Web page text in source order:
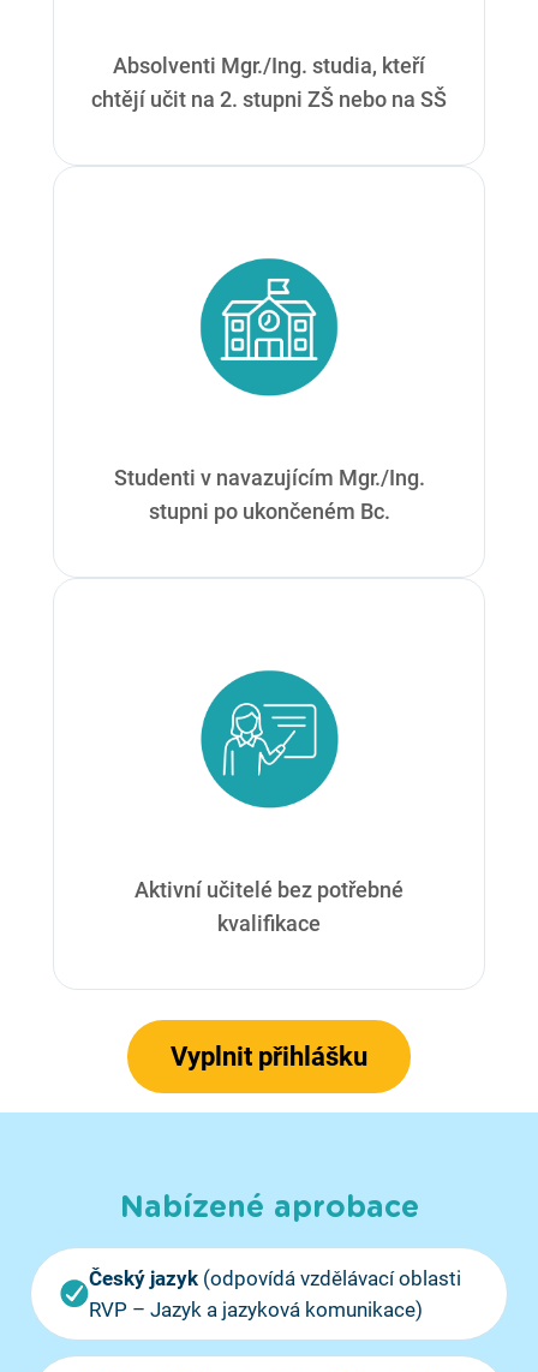
Absolventi Mgr./Ing. studia, kteří
chtějí učit na 2. stupni ZŠ nebo na SŠ
Studenti v navazujícím Mgr./Ing.
stupni po ukončeném Bc.
Aktivní učitelé bez potřebné
kvalifikace
Vyplnit přihlášku
Nabízené aprobace
Český jazyk (odpovídá vzdělávací oblasti
RVP – Jazyk a jazyková komunikace)